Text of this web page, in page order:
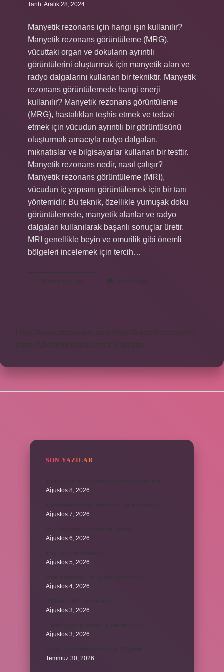
Tarih: Aralık 28, 2024
Manyetik rezonans için hangi ışın kullanılır?
Manyetik rezonans görüntüleme (MRG),
vücuttaki organ ve dokuların ayrıntılı
görüntülerini oluşturmak için manyetik alan ve
radyo dalgalarını kullanan bir tekniktir. Manyetik
rezonans görüntülemede hangi enerji
kullanılır? Manyetik rezonans görüntüleme
(MRG), hastalıkları teşhis etmek ve tedavi
etmek için vücudun ayrıntılı bir görüntüsünü
oluşturmak amacıyla radyo dalgaları,
mıknatıslar ve bilgisayarlar kullanan bir testtir.
Manyetik rezonans nedir, nasıl çalışır?
Manyetik rezonans görüntüleme (MRI),
vücudun iç yapısını görüntülemek için bir tanı
yöntemidir. Bu teknik, özellikle yumuşak doku
görüntülemede, manyetik alanlar ve radyo
dalgaları kullanılarak başarılı sonuçlar üretir.
MRI genellikle beyin ve omurilik gibi önemli
bölgeleri incelemek için tercih…
Devamını okuyun
Manyetik
Rezonans
Yorum Bırak
https://www.seraforum.com
https://cigerricco.com.tr
https://yildirimmedya.com.tr
Sitemap
SON YAZILAR
Ağustos 8, 2026
Ağustos 7, 2026
Ağustos 6, 2026
Ağustos 5, 2026
Ağustos 4, 2026
Ağustos 3, 2026
Ağustos 3, 2026
Temmuz 30, 2026